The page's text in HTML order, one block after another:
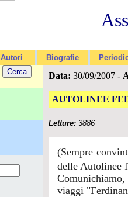
Autori Biografie
Data: 30/09/2007 -
AUTOLINEE
Letture: 3886
(Sempre
delle Autolinee
viaggi